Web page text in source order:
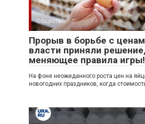
Общество
Прорыв в борьбе с
власти приняли
меняющее правила игры!
На фоне неожиданного роста цен на
новогодних праздников, когда